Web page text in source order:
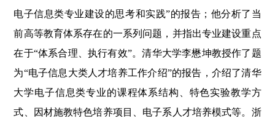
电子信息类专业建设的思考和实践”的报告；他分析了当
前高等教育体系存在的一系列问题，并指出专业建设重点
在于“体系合理、执行有效”。清华大学李懋坤教授作了题
为“电子信息大类人才培养工作介绍”的报告，介绍了清华
大学电子信息类专业的课程体系结构、特色实验教学方
式、因材施教特色培养项目、电子系人才培养模式等。浙